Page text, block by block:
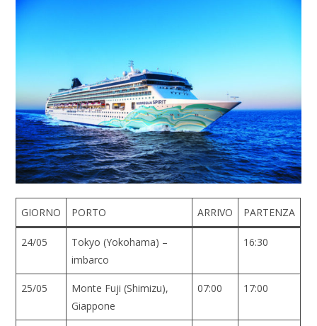
GIORNO PORTO ARRIVO PARTENZA
24/05
Tokyo (Yokohama) –
imbarco
16:30
25/05
Monte Fuji (Shimizu),
Giappone
07:00 17:00